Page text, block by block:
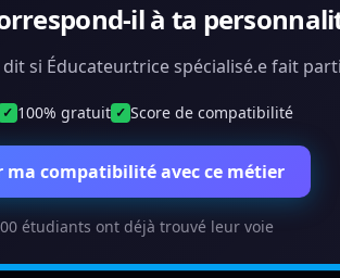
il à ta
si Éducateur.trice spécialisé.e fait
✓ 100% gratuit ✓ Score de compatibilité
ma compatibilité avec ce métier
étudiants ont déjà trouvé leur voie